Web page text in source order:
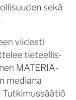
sekä
viidesti
tieteellis-
MATERIA-
mediana
Tutkimussäätiö